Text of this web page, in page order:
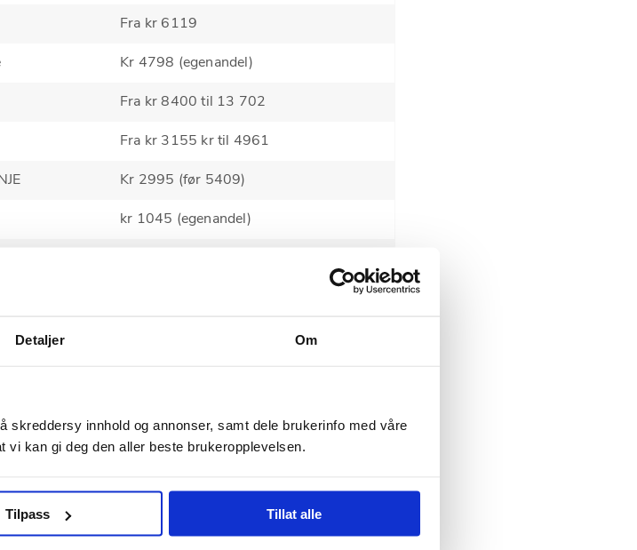
Detaljer Om
innhold og annonser, samt dele brukerinfo med våre
kan gi deg den aller beste brukeropplevelsen.
Tilpass Tillat alle
Fra kr 6119
Kr 4798 (egenandel)
Fra kr 8400 til 13 702
Fra kr 3155 kr til 4961
Kr 2995 (før 5409)
kr 1045 (egenandel)
mnd*)
Kr 1984 pr klokketime avsatt tid